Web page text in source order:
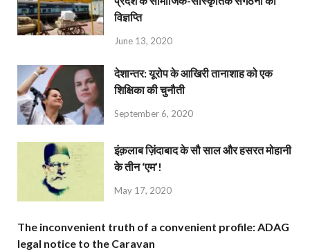
विज्ञप्ति
June 13, 2020
देशान्‍तर: यूरोप के आखिरी तानाशाह को एक
शिक्षिका की चुनौती
September 6, 2020
इंक़लाब ज़िंदाबाद के सौ साल और हसरत मोहानी
के तीन ‘एम’!
May 17, 2020
The inconvenient truth of a convenient profile: ADAG
legal notice to the Caravan